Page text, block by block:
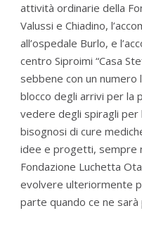
attività ordinarie della
Valussi e Chiadino,
all’ospedale Burlo, e
centro Siproimi “Casa
sebbene con un
blocco degli arrivi per la
vedere degli spiragli per
bisognosi di cure
idee e progetti, sempre
Fondazione Luchetta
evolvere ulteriormente
parte quando ce ne sarà